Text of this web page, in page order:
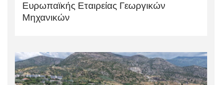
Ευρωπαϊκής Εταιρείας Γεωργικών
Μηχανικών